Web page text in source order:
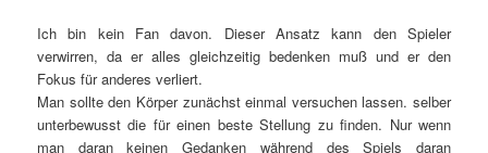
Ich bin kein Fan davon. Dieser Ansatz kann den Spieler
verwirren, da er alles gleichzeitig bedenken muß und er den
Fokus für anderes verliert.
Man sollte den Körper zunächst einmal versuchen lassen. selber
unterbewusst die für einen beste Stellung zu finden. Nur wenn
man daran keinen Gedanken während des Spiels daran